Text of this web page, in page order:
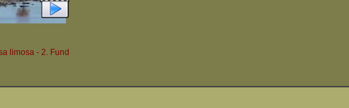
limosa - 2. Fund